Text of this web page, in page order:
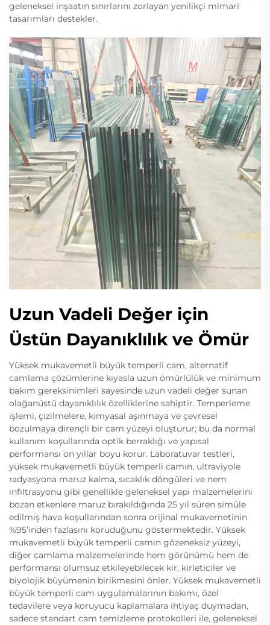
geleneksel inşaatın sınırlarını zorlayan yenilikçi mimari
tasarımları destekler.
Uzun Vadeli Değer için
Üstün Dayanıklılık ve Ömür
Yüksek mukavemetli büyük temperli cam, alternatif
camlama çözümlerine kıyasla uzun ömürlülük ve minimum
bakım gereksinimleri sayesinde uzun vadeli değer sunan
olağanüstü dayanıklılık özelliklerine sahiptir. Temperleme
işlemi, çizilmelere, kimyasal aşınmaya ve çevresel
bozulmaya dirençli bir cam yüzeyi oluşturur; bu da normal
kullanım koşullarında optik berraklığı ve yapısal
performansı on yıllar boyu korur. Laboratuvar testleri,
yüksek mukavemetli büyük temperli camın, ultraviyole
radyasyona maruz kalma, sıcaklık döngüleri ve nem
infiltrasyonu gibi genellikle geleneksel yapı malzemelerini
bozan etkenlere maruz bırakıldığında 25 yıl süren simüle
edilmiş hava koşullarından sonra orijinal mukavemetinin
%95’inden fazlasını koruduğunu göstermektedir. Yüksek
mukavemetli büyük temperli camın gözeneksiz yüzeyi,
diğer camlama malzemelerinde hem görünümü hem de
performansı olumsuz etkileyebilecek kir, kirleticiler ve
biyolojik büyümenin birikmesini önler. Yüksek mukavemetli
büyük temperli cam uygulamalarının bakımı, özel
tedavilere veya koruyucu kaplamalara ihtiyaç duymadan,
sadece standart cam temizleme protokolleri ile, geleneksel